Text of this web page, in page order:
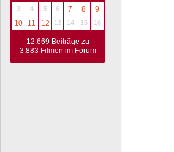
3
4 5 6 7 8
9
10
11 12 13 14 15 16
12.669 Beiträge zu
3.883 Filmen im Forum